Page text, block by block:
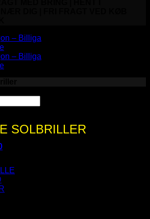
i kurven.
SOLBRILLER